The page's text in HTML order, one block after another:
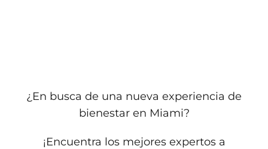
¿En busca de una nueva experiencia de
bienestar en Miami?
¡Encuentra los mejores expertos a